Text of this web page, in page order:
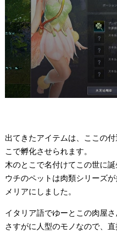
出てきたアイテムは、ここの
こで孵化させられます。
木のとこで名付けてこの世に誕
ウチのペットは肉類シリーズ
メリアにしました。
イタリア語でゆーとこの肉屋さ
さすがに人型のモノなので、直